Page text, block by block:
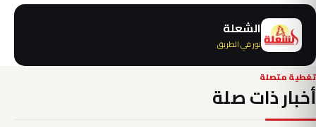
الشعلة
نور في الطريق
تغطية متصلة
أخبار ذات صلة